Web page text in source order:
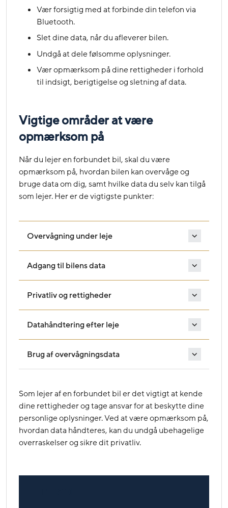
Vær forsigtig med at forbinde din telefon via
Bluetooth.
Slet dine data, når du afleverer bilen.
Undgå at dele følsomme oplysninger.
Vær opmærksom på dine rettigheder i forhold
til indsigt, berigtigelse og sletning af data.
Vigtige områder at være
opmærksom på
Når du lejer en forbundet bil, skal du være
opmærksom på, hvordan bilen kan overvåge og
bruge data om dig, samt hvilke data du selv kan tilgå
som lejer. Her er de vigtigste punkter:
Overvågning under leje
Adgang til bilens data
Privatliv og rettigheder
Datahåndtering efter leje
Brug af overvågningsdata
Som lejer af en forbundet bil er det vigtigt at kende
dine rettigheder og tage ansvar for at beskytte dine
personlige oplysninger. Ved at være opmærksom på,
hvordan data håndteres, kan du undgå ubehagelige
overraskelser og sikre dit privatliv.